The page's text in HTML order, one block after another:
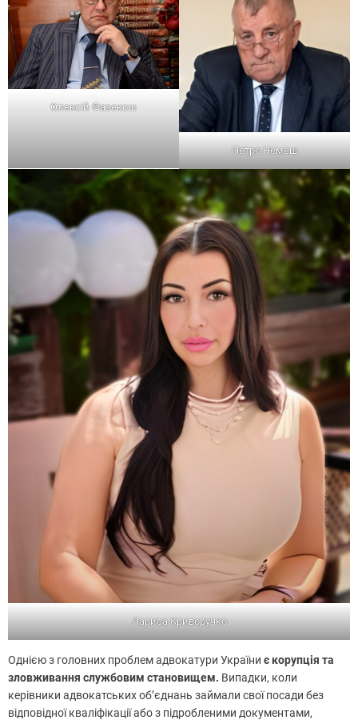
Олексій Фазекош
Петро Немеш
Лариса Криворучко
Однією з головних проблем адвокатури України є корупція та
зловживання службовим становищем. Випадки, коли
керівники адвокатських об’єднань займали свої посади без
відповідної кваліфікації або з підробленими документами,